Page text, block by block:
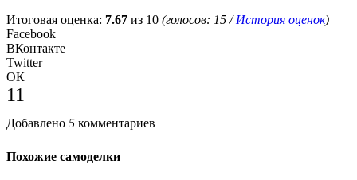
Итоговая оценка: 7.67 из 10 (голосов: 15 /История оценок)
Facebook
ВКонтакте
Twitter
ОК
11
Добавлено 5 комментариев
Похожие самоделки